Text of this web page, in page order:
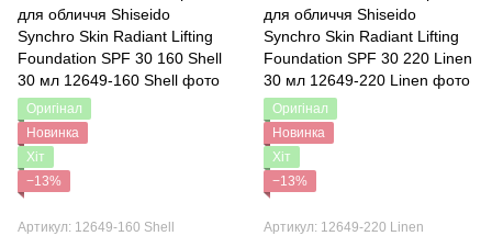
Оригінал
Новинка
Хіт
−13%
Артикул: 12649-160 Shell
Оригінал
Новинка
Хіт
−13%
Артикул: 12649-220 Linen